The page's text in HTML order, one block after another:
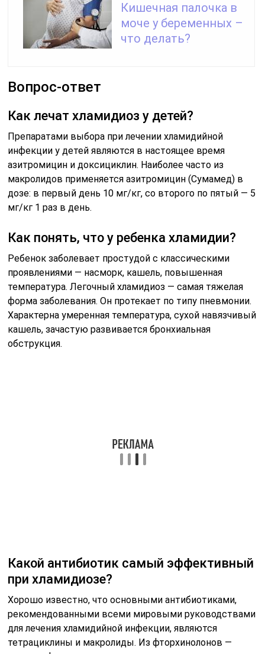
Кишечная палочка в
моче у беременных –
что делать?
Вопрос-ответ
Как лечат хламидиоз у детей?
Препаратами выбора при лечении хламидийной
инфекции у детей являются в настоящее время
азитромицин и доксициклин. Наиболее часто из
макролидов применяется азитромицин (Сумамед) в
дозе: в первый день 10 мг/кг, со второго по пятый — 5
мг/кг 1 раз в день.
Как понять, что у ребенка хламидии?
Ребенок заболевает простудой с классическими
проявлениями — насморк, кашель, повышенная
температура. Легочный хламидиоз — самая тяжелая
форма заболевания. Он протекает по типу пневмонии.
Характерна умеренная температура, сухой навязчивый
кашель, зачастую развивается бронхиальная
обструкция.
Какой антибиотик самый эффективный
при хламидиозе?
Хорошо известно, что основными антибиотиками,
рекомендованными всеми мировыми руководствами
для лечения хламидийной инфекции, являются
тетрациклины и макролиды. Из фторхинолонов —